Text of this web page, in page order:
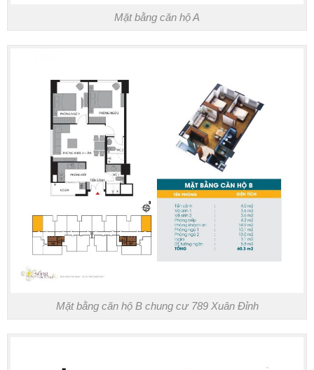
Mặt bằng căn hộ A
Mặt bằng căn hộ B chung cư 789 Xuân Đỉnh